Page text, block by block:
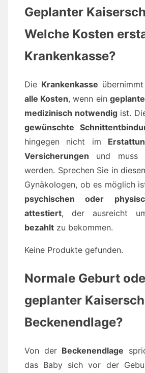
Geplanter
Welche Kosten
Krankenkasse?
Die Krankenkasse
alle Kosten, wenn ein
medizinisch notwendigist.
gewünschte
hingegen nicht im
Versicherungen und muss
werden. Sprechen Sie in
Gynäkologen, ob es möglich
psychischen oder
attestiert, der ausreicht
bezahlt zu bekommen.
Keine Produkte gefunden.
Normale Geburt
geplanter
Beckenendlage?
Von der Beckenendlage
das Baby sich vor der